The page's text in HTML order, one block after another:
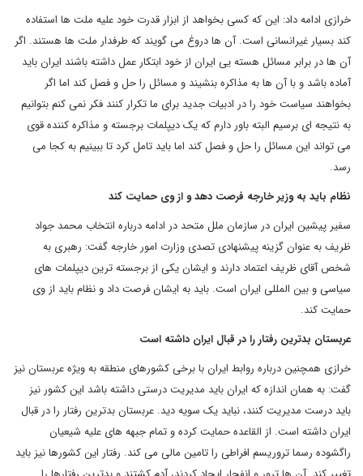
خرازی ادامه داد: این که کسی بخواهد از ابزار قدرت خود علیه ملت ها استفاده
کند بسیار غیرانسانی است. آن ها دروغ می گویند که طرفدار ملت ها هستند. اگر
آن ها در برابر مسائل هسته یی ایران از خود ابتکار عمل داشته باشند ایران باید
آماده باشد و با آن ها به مذاکره بنشیند و مسائل را حل و فصل کند اما اگر
بخواهند سیاست خود را در ادبیات جدید برای ما تکرار کنند فکر نمی کنم بتوانیم
به نتیجه ای برسیم البته باور دارم که یک دیپلمات برجسته و مذاکره کننده قوی
می تواند این مسائل را حل و فصل کند اما باید تامل کرد تا ببینیم به کجا می
رسد.
نظام باید به وزیر خارجه فرصت دهد و از وی حمایت کند
سفیر پیشین ایران در سازمان ملل متحد در ادامه درباره انتخاب محمد جواد
ظریف به عنوان گزینه پیشنهادی تصدی وزارت امور خارجه گفت: رهبری به
شخص آقای ظریف اعتماد دارند و ایشان یکی از برجسته ترین دیپلمات های
سیاسی و بین المللی ایران است. باید به ایشان فرصت داد و نظام باید از وی
حمایت کند.
عربستان بدترین رفتار را در قبال ایران داشته است
خرازی همچنین درباره روابط ایران با برخی کشورهای منطقه به ویژه عربستان نیز
گفت: به همان اندازه که ایران باید مدیریت درستی داشته باشد این کشور نیز
باید درست مدیریت کنند، نباید یک سویه دید. عربستان بدترین رفتار را در قبال
ایران داشته است. از القاعده حمایت کرده و تمام جبهه های علیه شیعیان
راگشوده رسما تروریسم افراطی را تامین مالی می کند. رفتار این کشورها نیز باید